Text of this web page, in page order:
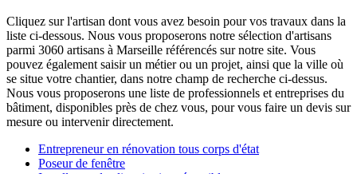
Cliquez sur l'artisan dont vous avez besoin pour vos travaux dans la
liste ci-dessous. Nous vous proposerons notre sélection d'artisans
parmi 3060 artisans à Marseille référencés sur notre site. Vous
pouvez également saisir un métier ou un projet, ainsi que la ville où
se situe votre chantier, dans notre champ de recherche ci-dessus.
Nous vous proposerons une liste de professionnels et entreprises du
bâtiment, disponibles près de chez vous, pour vous faire un devis sur
mesure ou intervenir directement.
Entrepreneur en rénovation tous corps d'état
Poseur de fenêtre